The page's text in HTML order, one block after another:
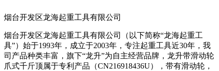
烟台开发区龙海起重工具有限公司
烟台开发区龙海起重工具有限公司（以下简称“龙海起重工
具”）始于1993年，成立于2003年，专注起重工具近30年，我
司产品种类丰富，旗下“龙升”为自主经营品牌，龙升带滑动轮
爪式千斤顶属于专利产品（CN216918436U），带有滑动轮，